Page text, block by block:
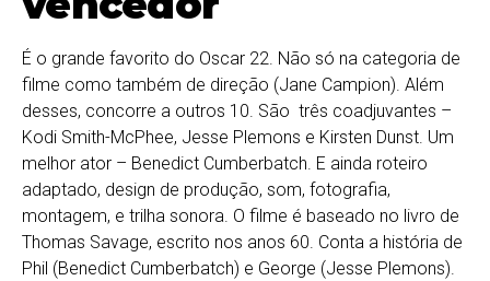
É o grande favorito do Oscar 22. Não só na categoria de
filme como também de direção (Jane Campion). Além
desses, concorre a outros 10. São três coadjuvantes –
Kodi Smith-McPhee, Jesse Plemons e Kirsten Dunst. Um
melhor ator – Benedict Cumberbatch. E ainda roteiro
adaptado, design de produção, som, fotografia,
montagem, e trilha sonora. O filme é baseado no livro de
Thomas Savage, escrito nos anos 60. Conta a história de
Phil (Benedict Cumberbatch) e George (Jesse Plemons).